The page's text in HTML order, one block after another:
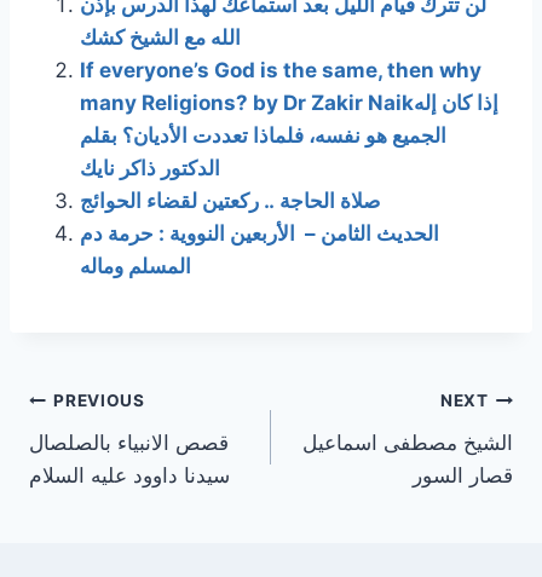
الله مع الشيخ كشك
If everyone’s God is the same, then why
many Religions? by Dr Zakir Naikإذا كان إله
الجميع هو نفسه، فلماذا تعددت الأديان؟ بقلم
الدكتور ذاكر نايك
صلاة الحاجة .. ركعتين لقضاء الحوائج
الحديث الثامن – الأربعين النووية : حرمة دم
المسلم وماله
Post
navigation
PREVIOUS
قصص الانبياء بالصلصال
سيدنا داوود عليه السلام
NEXT
الشيخ مصطفى اسماعيل
قصار السور